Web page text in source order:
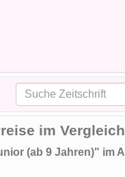
im Vergleich
(ab 9 Jahren)" im